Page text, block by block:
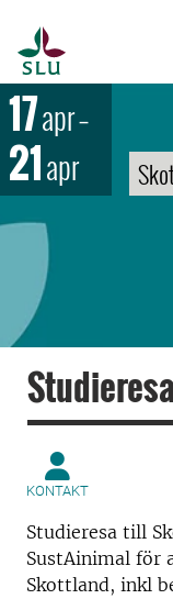
17apr–
21apr
KONTAKT
Studieresa till
SustAinimal för
Skottland, inkl